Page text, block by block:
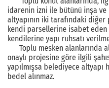
idarenin izni ile bütünü inşa
altyapının iki tarafındaki
kendi parsellerine isabet eden
kendilerine yapı ruhsatı
Toplu mesken alanlarında
onaylı projesine göre ilgili
yapılmışsa belediyece
bedel alınmaz.